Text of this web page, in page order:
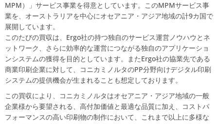
MPM）」サービス事業を得意としています。このMPMサービス事
業を、オーストラリアを中心にオセアニア・アジア地域の計9カ国で
展開しています。
このたびの買収は、Ergo社の持つ独自のサービス運営ノウハウとネ
ットワーク、さらに効率的な運営につながる独自のアプリケーショ
ンシステムの獲得を目的としています。またErgo社の協業先である
商業印刷企業に対して、コニカミノルタのPP分野向けデジタル印刷
システムの提供機会が生まれることも想定しております。
この買収により、コニカミノルタはオセアニア・アジア地域の一般
企業様から要望される、高付加価値と最適な品質に加え、コストパ
フォーマンスの高い印刷物の制作において、これまで以上に多様な